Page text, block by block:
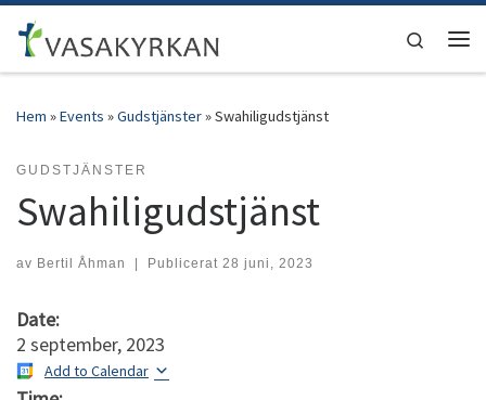
Hoppa till innehåll
Search
Hem »Events »Gudstjänster»Swahiligudstjänst
GUDSTJÄNSTER
Swahiligudstjänst
av Bertil Åhman | Publicerat 28 juni, 2023
Date:
2 september, 2023
Add to Calendar